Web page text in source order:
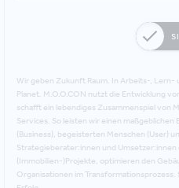
Wir geben Zukunft Raum. In Arbeits-, Lern-
Planet. M.O.O.CON nutzt die Entwicklung
schafft ein lebendiges Zusammenspiel von
Services. So leisten wir einen
(Business), begeisterten Menschen (User)
Strategieberater:innen und
(Immobilien-)Projekte, optimieren den
Organisationen im